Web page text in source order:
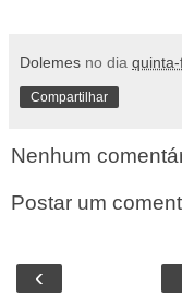
Dolemes no dia
Compartilhar
Nenhum
Postar um
‹